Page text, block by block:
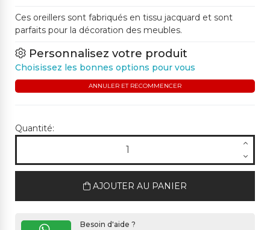
Ces oreillers sont fabriqués en tissu jacquard et sont
parfaits pour la décoration des meubles.
Personnalisez votre produit
Choisissez les bonnes options pour vous
ANNULER ET RECOMMENCER
Quantité:
AJOUTER AU PANIER
Besoin d'aide ?